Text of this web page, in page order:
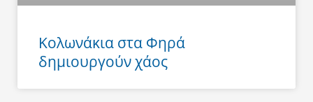
Κολωνάκια στα Φηρά
δημιουργούν χάος